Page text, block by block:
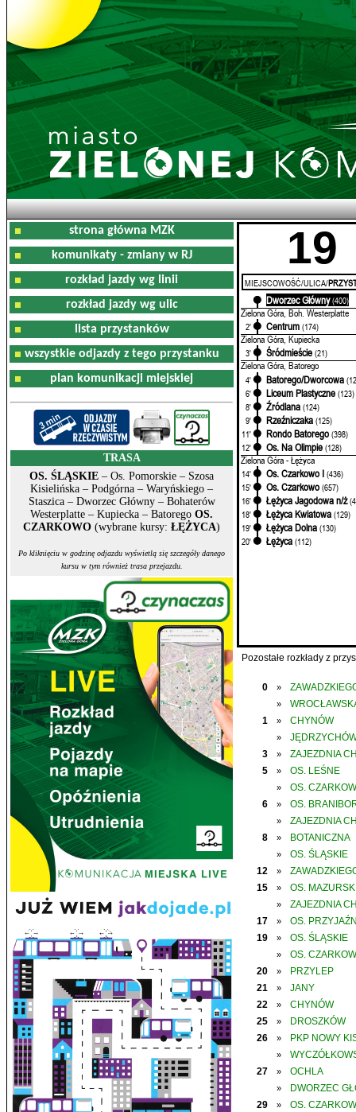
strona główna MZK
komunikaty - zmiany w RJ
rozkład jazdy wg linii
rozkład jazdy wg ulic
lista przystanków
wszystkie odjazdy z tego przystanku
plan komunikacji miejskiej
TRASA
OS. ŚLĄSKIE – Os. Pomorskie – Szosa
Kisielińska – Podgórna – Waryńskiego –
Staszica – Dworzec Główny – Bohaterów
Westerplatte – Kupiecka – Batorego OS.
CZARKOWO (wybrane kursy: ŁĘŻYCA)
Po kliknięciu w godzinę odjazdu wyświetlą się szczegóły danego
kursu w tym również trasa przejazdu.
19
MIEJSCOWOŚĆ/ULICA/
Dworzec Główny (400)
Zielona Góra, Boh. Westerplatte
2' Centrum (174)
Zielona Góra, Kupiecka
3' Śródmieście (21)
Zielona Góra, Batorego
4' Batorego/Dworcowa
6'
Liceum Plastyczne (123)
8'
Źródlana (124)
9'
Rzeźniczaka (125)
11'
Rondo Batorego (398)
12'
Os. Na Olimpie (128)
Zielona Góra - Łężyca
14' Os. Czarkowo I (436)
15'
Os. Czarkowo (657)
16'
Łężyca Jagodowa n/ż
18'
Łężyca Kwiatowa (129)
19'
Łężyca Dolna (130)
20'
Łężyca (112)
Pozostałe rozkłady z
0 »
»
1
» CHYNÓW
»
3
»
ZAJEZDNIA
5
» OS. LEŚNE
»
OS.
6
» OS.
»
ZAJEZDNIA
8
» BOTANICZNA
»
OS. ŚLĄSKIE
12
»
15
» OS.
»
ZAJEZDNIA
17
»
OS.
19
» OS. ŚLĄSKIE
»
OS.
20
»
PRZYLEP
21
»
JANY
22
»
CHYNÓW
25
»
DROSZKÓW
26
» PKP NOWY
»
27
» OCHLA
»
DWORZEC
29
»
OS.